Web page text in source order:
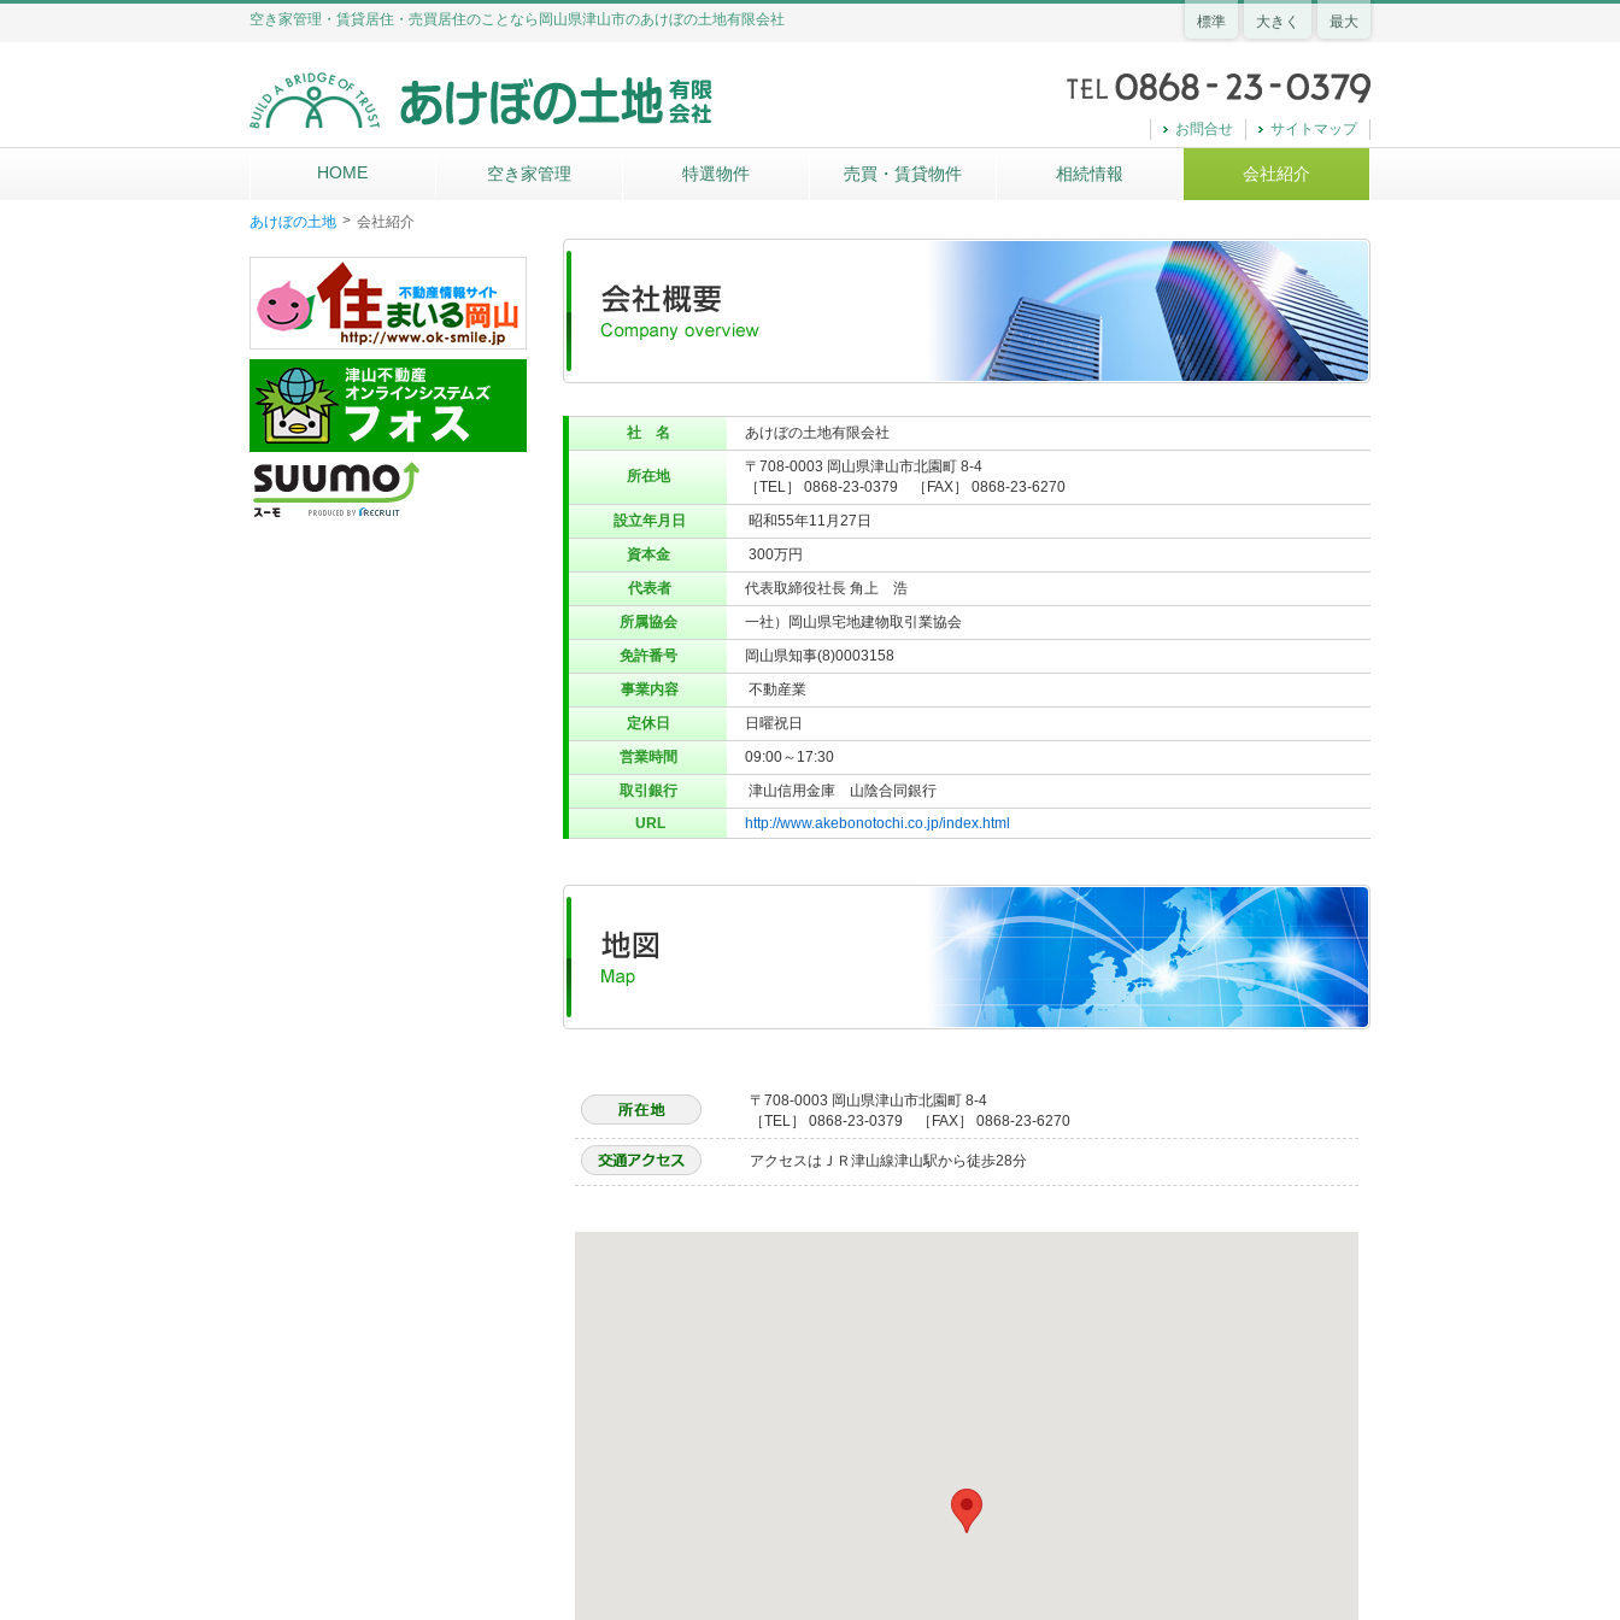
空き家管理・賃貸居住・売買居住のことなら岡山県津山市のあけぼの土地有限会社 最大
大きく
標準
サイトマップ
お問合せ
HOME 空き家管理 特選物件 売買・賃貸物件 相続情報 会社紹介
あけぼの土地 > 会社紹介
社 名 あけぼの土地有限会社
所在地
〒708-0003 岡山県津山市北園町 8-4
［TEL］ 0868-23-0379 ［FAX］ 0868-23-6270
設立年月日
昭和55年11月27日
資本金
300万円
代表者
代表取締役社長 角上 浩
所属協会
一社）岡山県宅地建物取引業協会
免許番号
岡山県知事(8)0003158
事業内容
不動産業
定休日
日曜祝日
営業時間
09:00～17:30
取引銀行
津山信用金庫 山陰合同銀行
URL
http://www.akebonotochi.co.jp/index.html
〒708-0003 岡山県津山市北園町 8-4
［TEL］ 0868-23-0379 ［FAX］ 0868-23-6270
アクセスはＪＲ津山線津山駅から徒歩28分